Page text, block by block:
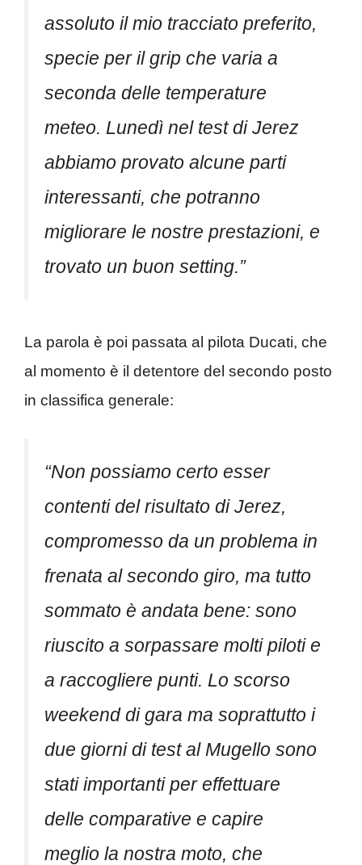
assoluto il mio tracciato preferito,
specie per il grip che varia a
seconda delle temperature
meteo. Lunedì nel test di Jerez
abbiamo provato alcune parti
interessanti, che potranno
migliorare le nostre prestazioni, e
trovato un buon setting.”
La parola è poi passata al pilota Ducati, che
al momento è il detentore del secondo posto
in classifica generale:
“Non possiamo certo esser
contenti del risultato di Jerez,
compromesso da un problema in
frenata al secondo giro, ma tutto
sommato è andata bene: sono
riuscito a sorpassare molti piloti e
a raccogliere punti. Lo scorso
weekend di gara ma soprattutto i
due giorni di test al Mugello sono
stati importanti per effettuare
delle comparative e capire
meglio la nostra moto, che